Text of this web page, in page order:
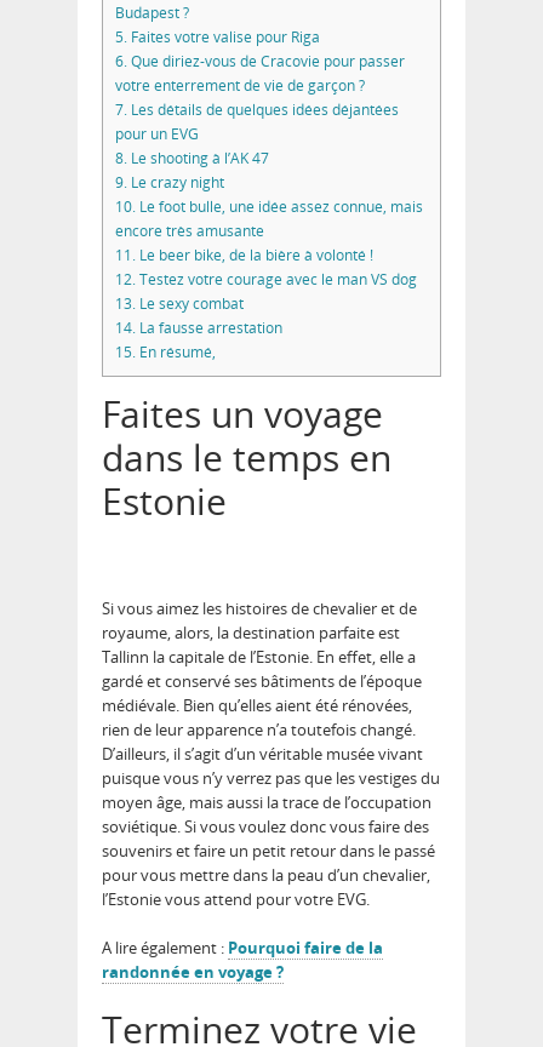
Budapest ?
5. Faites votre valise pour Riga
6.Que diriez-vous de Cracovie pour passer
votre enterrement de vie de garçon ?
7. Les détails de quelques idées déjantées
pour un EVG
8. Le shooting à l’AK 47
9. Le crazy night
10. Le foot bulle, une idée assez connue, mais
encore très amusante
11. Le beer bike, de la bière à volonté !
12.Testez votre courage avec le man VS dog
13. Le sexy combat
14. La fausse arrestation
15. En résumé,
Faites un voyage
dans le temps en
Estonie
Si vous aimez les histoires de chevalier et de
royaume, alors, la destination parfaite est
Tallinn la capitale de l’Estonie. En effet, elle a
gardé et conservé ses bâtiments de l’époque
médiévale. Bien qu’elles aient été rénovées,
rien de leur apparence n’a toutefois changé.
D’ailleurs, il s’agit d’un véritable musée vivant
puisque vous n’y verrez pas que les vestiges du
moyen âge, mais aussi la trace de l’occupation
soviétique. Si vous voulez donc vous faire des
souvenirs et faire un petit retour dans le passé
pour vous mettre dans la peau d’un chevalier,
l’Estonie vous attend pour votre EVG.
A lire également : Pourquoi faire de la
randonnée en voyage ?
Terminez votre vie